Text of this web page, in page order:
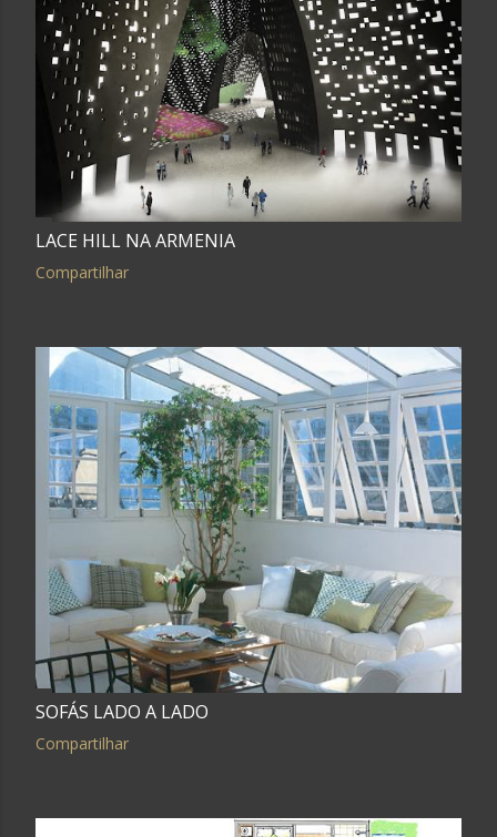
LACE HILL NA ARMENIA
Compartilhar
SOFÁS LADO A LADO
Compartilhar